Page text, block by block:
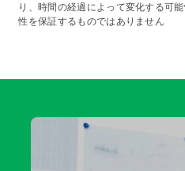
り、時間の経過によって変化する可
性を保証するものではありません